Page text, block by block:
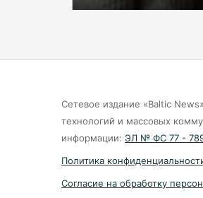
Сетевое издание «Baltic
технологий и массовых
информации: ЭЛ № ФС 77 -
Политика
Согласие на обработку